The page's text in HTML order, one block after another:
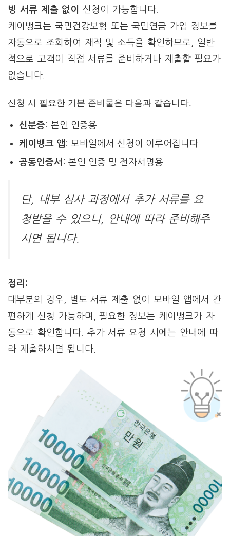
빙 서류 제출 없이
신청이 가능합니다.
케이뱅크는 국민건강보험 또는 국민연금 가입 정보를
자동으로 조회하여 재직 및 소득을 확인하므로, 일반
적으로 고객이 직접 서류를 준비하거나 제출할 필요가
없습니다.
신청 시 필요한 기본 준비물은 다음과 같습니다.
신분증: 본인 인증용
케이뱅크 앱: 모바일에서 신청이 이루어집니다
공동인증서 : 본인 인증 및 전자서명용
단, 내부 심사 과정에서 추가 서류를 요
청받을 수 있으니, 안내에 따라 준비해주
시면 됩니다.
정리:
대부분의 경우, 별도 서류 제출 없이 모바일 앱에서 간
편하게 신청 가능하며, 필요한 정보는 케이뱅크가 자
동으로 확인합니다. 추가 서류 요청 시에는 안내에 따
라 제출하시면 됩니다.